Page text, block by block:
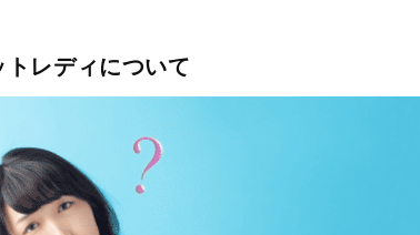
レディについて